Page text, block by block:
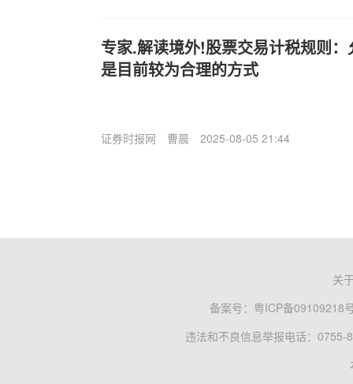
专家.解读境外!股票交易计税规则
是目前较为合理的方式
证券时报网 曹晨 2025-08-05 21:44
关
备案号： 粤ICP备09109218
违法和不良信息举报电话：0755-